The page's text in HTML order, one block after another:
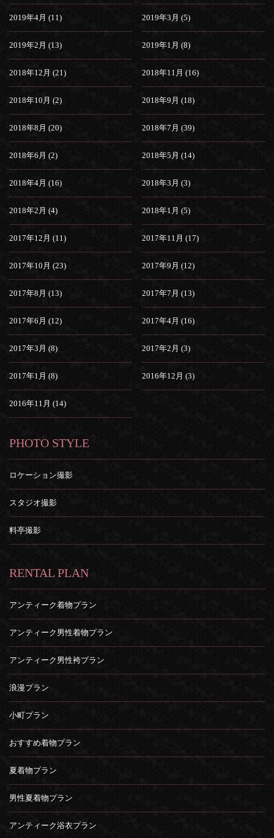
2019年4月 (11) 2019年3月 (5)
2019年2月 (13) 2019年1月 (8)
2018年12月 (21) 2018年11月 (16)
2018年10月 (2) 2018年9月 (18)
2018年8月 (20) 2018年7月 (39)
2018年6月 (2) 2018年5月 (14)
2018年4月 (16) 2018年3月 (3)
2018年2月 (4) 2018年1月 (5)
2017年12月 (11) 2017年11月 (17)
2017年10月 (23) 2017年9月 (12)
2017年8月 (13) 2017年7月 (13)
2017年6月 (12) 2017年4月 (16)
2017年3月 (8) 2017年2月 (3)
2017年1月 (8) 2016年12月 (3)
2016年11月 (14)
PHOTO STYLE
ロケーション撮影
スタジオ撮影
料亭撮影
RENTAL PLAN
アンティーク着物プラン
アンティーク男性着物プラン
アンティーク男性袴プラン
浪漫プラン
小町プラン
おすすめ着物プラン
夏着物プラン
男性夏着物プラン
アンティーク浴衣プラン